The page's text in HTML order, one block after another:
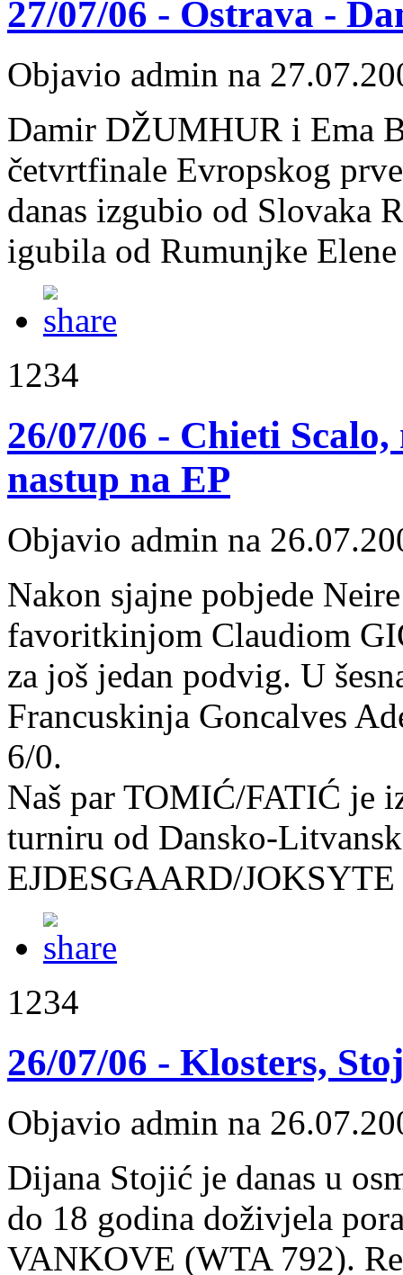
27/07/06 - Ostrava -
Objavio admin na
Damir DŽUMHUR i Ema
četvrtfinale Evropskog
danas izgubio od Slovaka
igubila od Rumunjke
1234
26/07/06 - Chieti
nastup na EP
Objavio admin na
Nakon sjajne pobjede
favoritkinjom Claudiom
za još jedan podvig. U
Francuskinja Goncalves
6/0.
Naš par TOMIĆ/FATIĆ je
turniru od Dansko-
EJDESGAARD/
1234
26/07/06 - Klosters,
Objavio admin na
Dijana Stojić je danas u
do 18 godina doživjela
VANKOVE (WTA 792).